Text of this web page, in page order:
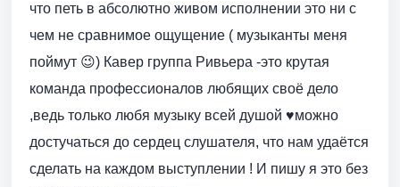
что петь в абсолютно живом исполнении это ни с
чем не сравнимое ощущение ( музыканты меня
поймут 😉) Кавер группа Ривьера -это крутая
команда профессионалов любящих своё дело
,ведь только любя музыку всей душой ♥️можно
достучаться до сердец слушателя, что нам удаётся
сделать на каждом выступлении ! И пишу я это без